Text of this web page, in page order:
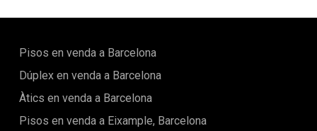
Pisos en venda a Barcelona
Dúplex en venda a Barcelona
Àtics en venda a Barcelona
Pisos en venda a Eixample, Barcelona